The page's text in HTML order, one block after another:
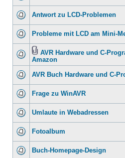
Antwort zu LCD-Problemen
Probleme mit LCD am Mini-
AVR Hardware und C-
Amazon
AVR Buch Hardware und C-
Frage zu WinAVR
Umlaute in Webadressen
Fotoalbum
Buch-Homepage-Design